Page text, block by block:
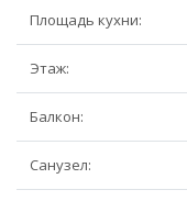
Площадь кухни:
Этаж:
Балкон:
Санузел: